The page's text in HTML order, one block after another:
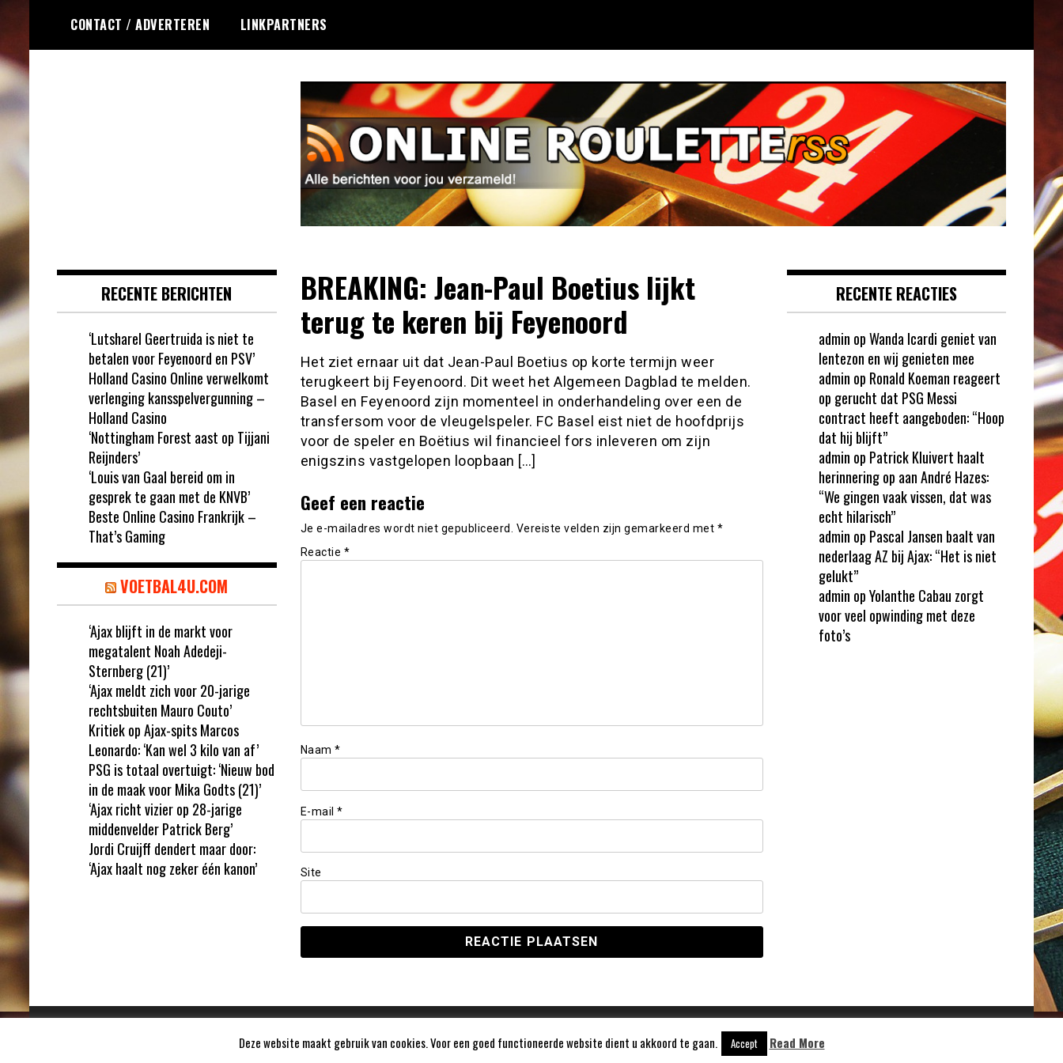
de
inhoud
CONTACT / ADVERTEREN LINKPARTNERS
BREAKING: Jean-Paul Boetius lijkt
terug te keren bij Feyenoord
Het ziet ernaar uit dat Jean-Paul Boetius op korte termijn weer
terugkeert bij Feyenoord. Dit weet het Algemeen Dagblad te melden.
Basel en Feyenoord zijn momenteel in onderhandeling over een de
transfersom voor de vleugelspeler. FC Basel eist niet de hoofdprijs
voor de speler en Boëtius wil financieel fors inleveren om zijn
enigszins vastgelopen loopbaan […]
Geef een reactie
Je e-mailadres wordt niet gepubliceerd. Vereiste velden zijn gemarkeerd met *
Reactie *
Naam *
E-mail *
Site
RECENTE BERICHTEN
‘Lutsharel Geertruida is niet te
betalen voor Feyenoord en PSV’
Holland Casino Online verwelkomt
verlenging kansspelvergunning –
Holland Casino
‘Nottingham Forest aast op Tijjani
Reijnders’
‘Louis van Gaal bereid om in
gesprek te gaan met de KNVB’
Beste Online Casino Frankrijk –
That’s Gaming
VOETBAL4U.COM
‘Ajax blijft in de markt voor
megatalent Noah Adedeji-
Sternberg (21)’
‘Ajax meldt zich voor 20-jarige
rechtsbuiten Mauro Couto’
Kritiek op Ajax-spits Marcos
Leonardo: ‘Kan wel 3 kilo van af’
PSG is totaal overtuigt: ‘Nieuw bod
in de maak voor Mika Godts (21)’
‘Ajax richt vizier op 28-jarige
middenvelder Patrick Berg’
Jordi Cruijff dendert maar door:
‘Ajax haalt nog zeker één kanon’
RECENTE REACTIES
admin opWanda Icardi geniet van
lentezon en wij genieten mee
admin op Ronald Koeman reageert
op gerucht dat PSG Messi
contract heeft aangeboden: “Hoop
dat hij blijft”
admin op Patrick Kluivert haalt
herinnering op aan André Hazes:
“We gingen vaak vissen, dat was
echt hilarisch”
admin op Pascal Jansen baalt van
nederlaag AZ bij Ajax: “Het is niet
gelukt”
admin opYolanthe Cabau zorgt
voor veel opwinding met deze
foto’s
Deze website maakt gebruik van cookies. Voor een goed functioneerde website dient u akkoord te gaan. Accept Read More